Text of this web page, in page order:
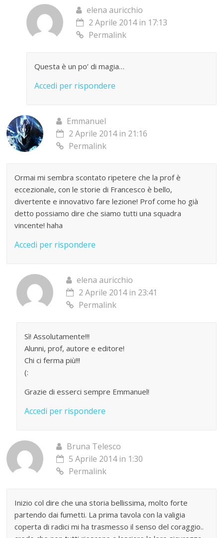
elena auricchio
2 Aprile 2014 in 17:13
Permalink
Questa è un po’ di magia…
Accedi per rispondere
Emmanuel
2 Aprile 2014 in 21:16
Permalink
Ormai mi sembra scontato ripetere che la prof è
eccezionale, con le storie di Francesco è bello,
divertente e innovativo fare lezione! Prof come ho già
detto possiamo dire che siamo tutti una squadra
vincente! haha
Accedi per rispondere
elena auricchio
2 Aprile 2014 in 23:41
Permalink
Sì! Assolutamente!!!
Alunni, prof, autore e editore!
Chi ci ferma più!!!
(:
Grazie di esserci sempre Emmanuel!
Accedi per rispondere
Bruna Telesco
5 Aprile 2014 in 1:30
Permalink
Inizio col dire che una storia bellissima, molto forte
partendo dai fumetti. La prima tavola con la valigia
coperta di radici mi ha trasmesso il senso del coraggio..